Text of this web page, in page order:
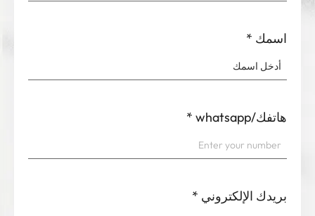
اسمك*
هاتفك/whatsapp *
بريدك الإلكتروني*